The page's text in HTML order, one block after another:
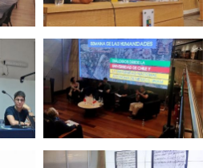
Zoom
Zoom